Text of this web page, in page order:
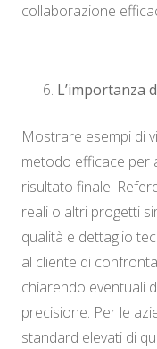
collaborazione
L’importanza
Mostrare esempi di
metodo efficace per
risultato finale.
reali o altri progetti
qualità e dettaglio
al cliente di
chiarendo eventuali
precisione. Per le
standard elevati di